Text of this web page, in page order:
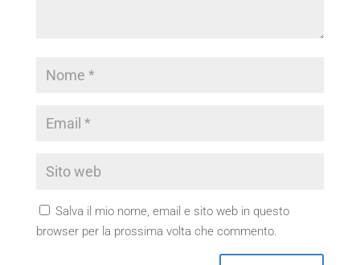
Salva il mio nome, email e sito web in questo
browser per la prossima volta che commento.